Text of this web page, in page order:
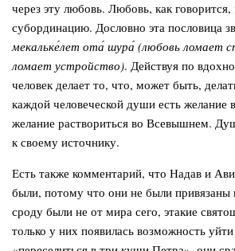
через эту любовь. Любовь, как
субординацию. Дословно эта пословица
мекальке́лет ота́ шура́ (любовь ломает
ломает устройство). Действуя по
человек делает то, что, может быть,
каждой человеческой души есть желание
желание раствориться во Всевышнем.
к своему источнику.
Есть также комментарий, что Надав и
были, потому что они не были
сроду были не от мира сего, этакие
только у них появилась возможность